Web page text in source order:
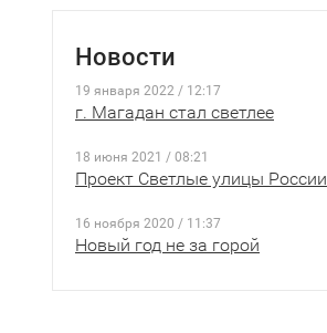
Новости
19 января 2022 / 12:17
г. Магадан стал светлее
18 июня 2021 / 08:21
Проект Светлые улицы России
16 ноября 2020 / 11:37
Новый год не за горой